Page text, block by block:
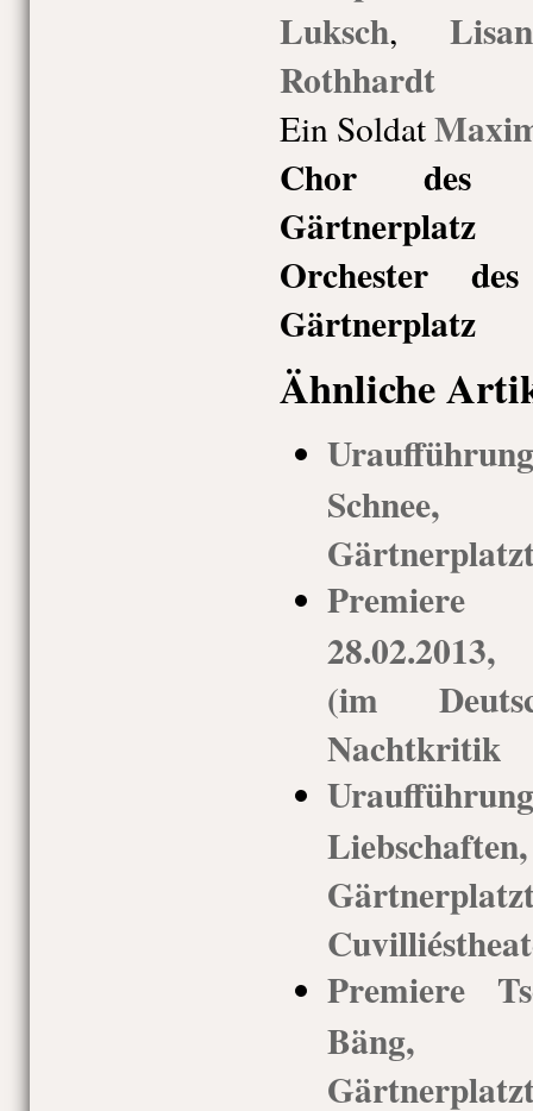
Luksch,
Rothhardt
Ein Soldat
Chor des
Gärtnerplatz
Orchester
Gärtnerplatz
Ähnliche
(im
Nachtkritik
Premiere
Bäng,